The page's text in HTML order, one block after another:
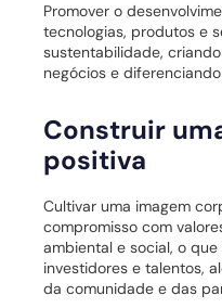
Promover o
tecnologias, produtos e
sustentabilidade,
negócios e
Construir
positiva
Cultivar uma imagem
compromisso com
ambiental e social, o
investidores e talentos,
da comunidade e das